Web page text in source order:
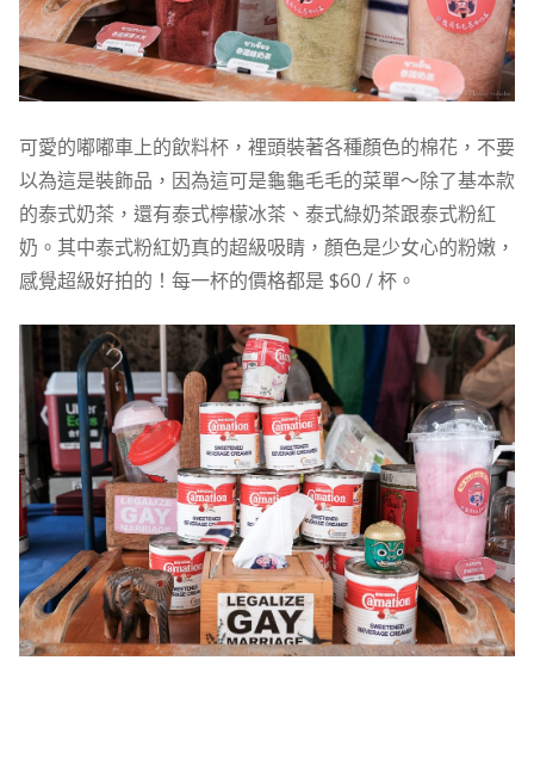
可愛的嘟嘟車上的飲料杯，裡頭裝著各種顏色的棉花，不要
以為這是裝飾品，因為這可是龜龜毛毛的菜單～除了基本款
的泰式奶茶，還有泰式檸檬冰茶、泰式綠奶茶跟泰式粉紅
奶。其中泰式粉紅奶真的超級吸睛，顏色是少女心的粉嫩，
感覺超級好拍的！每一杯的價格都是 $60 / 杯。